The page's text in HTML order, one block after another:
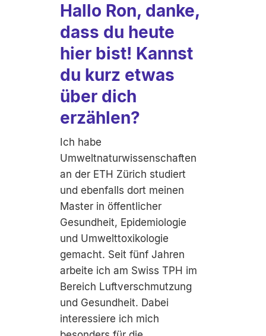
Hallo Ron, danke,
dass du heute
hier bist! Kannst
du kurz etwas
über dich
erzählen?
Ich habe
Umweltnaturwissenschaften
an der ETH Zürich studiert
und ebenfalls dort meinen
Master in öffentlicher
Gesundheit, Epidemiologie
und Umwelttoxikologie
gemacht. Seit fünf Jahren
arbeite ich am Swiss TPH im
Bereich Luftverschmutzung
und Gesundheit. Dabei
interessiere ich mich